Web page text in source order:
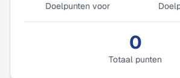
Doelpunten voor
0
Totaal punten